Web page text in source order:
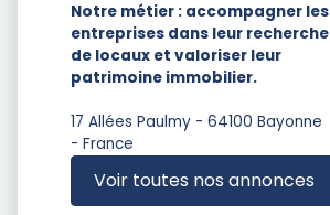
Notre métier : accompagner les
entreprises dans leur recherche
de locaux et valoriser leur
patrimoine immobilier.
17 Allées Paulmy - 64100 Bayonne
- France
Voir toutes nos annonces